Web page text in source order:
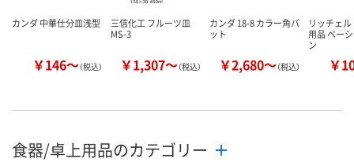
カンダ 中華仕分皿浅型
￥146～（税込）
三信化工 フルーツ皿
MS-3
￥1,307～（税込）
カンダ 18-8 カラー角バ
ット
￥2,680～（税込）
リッチェ
用品 ベー
ン
￥
食器/卓上用品のカテゴリー